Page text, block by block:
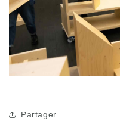
Partager